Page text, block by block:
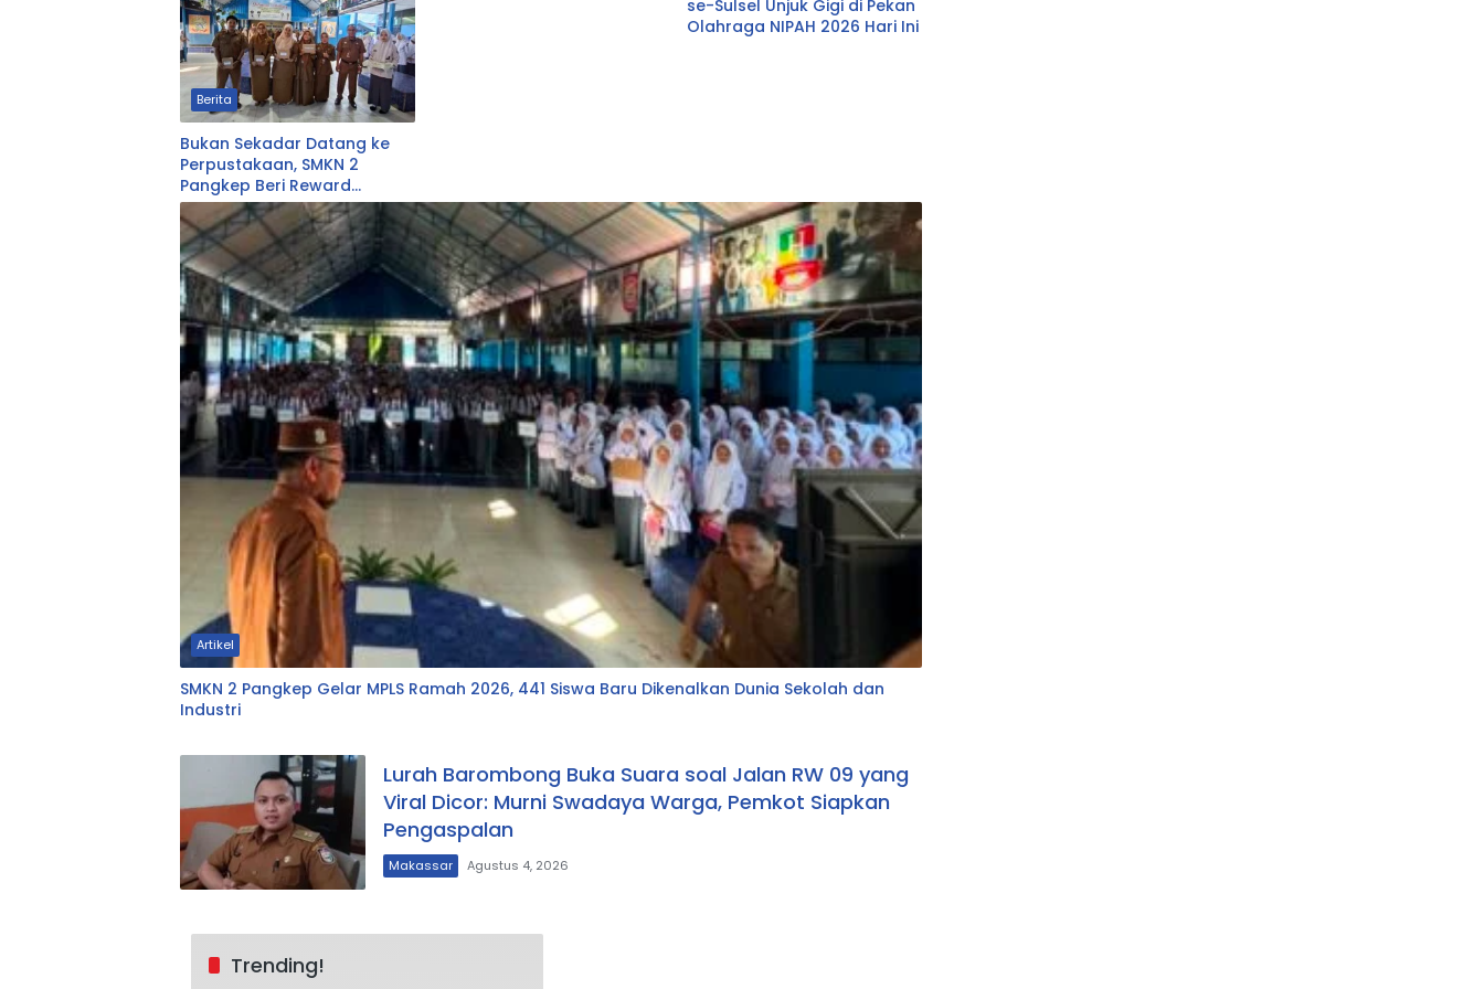
Berita
Bukan Sekadar Datang ke
Perpustakaan, SMKN 2
Pangkep Beri Reward
Pemustaka Teraktif Siswa
dan Guru
se-Sulsel Unjuk Gigi di Pekan
Olahraga NIPAH 2026 Hari Ini
Artikel
SMKN 2 Pangkep Gelar MPLS Ramah 2026, 441 Siswa Baru Dikenalkan Dunia Sekolah dan
Industri
Lurah Barombong Buka Suara soal Jalan RW 09 yang
Viral Dicor: Murni Swadaya Warga, Pemkot Siapkan
Pengaspalan
Makassar Agustus 4, 2026
Trending!